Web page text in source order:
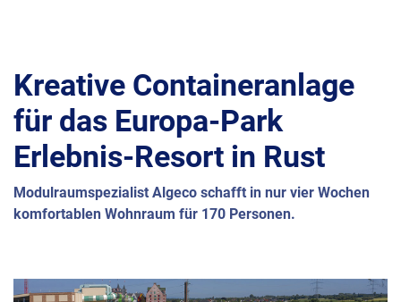
Kreative Containeranlage
für das Europa-Park
Erlebnis-Resort in Rust
Modulraumspezialist Algeco schafft in nur vier Wochen
komfortablen Wohnraum für 170 Personen.